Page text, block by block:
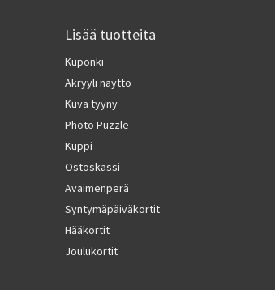
Lisää tuotteita
Kuponki
Akryyli näyttö
Kuva tyyny
Photo Puzzle
Kuppi
Ostoskassi
Avaimenperä
Syntymäpäiväkortit
Hääkortit
Joulukortit